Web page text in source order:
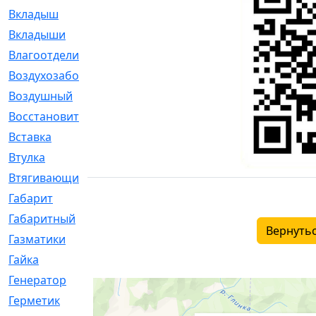
Вкладыш
Вкладыши
Влагоотделитель
Воздухозаборник
Воздушный
Восстановительный
Вставка
Втулка
Втягивающий
[22]
Габарит
Габаритный
Газматики
Гайка
Генератор
[148]
Герметик
[15]